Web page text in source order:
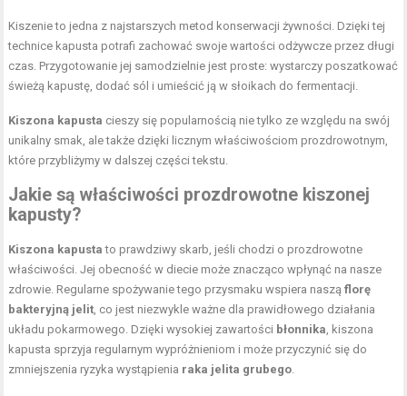
Kiszenie to jedna z najstarszych metod konserwacji żywności. Dzięki tej
technice kapusta potrafi zachować swoje wartości odżywcze przez długi
czas. Przygotowanie jej samodzielnie jest proste: wystarczy poszatkować
świeżą kapustę, dodać sól i umieścić ją w słoikach do fermentacji.
Kiszona kapusta cieszy się popularnością nie tylko ze względu na swój
unikalny smak, ale także dzięki licznym właściwościom prozdrowotnym,
które przybliżymy w dalszej części tekstu.
Jakie są właściwości prozdrowotne kiszonej
kapusty?
Kiszona kapusta to prawdziwy skarb, jeśli chodzi o prozdrowotne
właściwości. Jej obecność w diecie może znacząco wpłynąć na nasze
zdrowie. Regularne spożywanie tego przysmaku wspiera nasząflorę
bakteryjną jelit, co jest niezwykle ważne dla prawidłowego działania
układu pokarmowego. Dzięki wysokiej zawartości błonnika, kiszona
kapusta sprzyja regularnym wypróżnieniom i może przyczynić się do
zmniejszenia ryzyka wystąpienia raka jelita grubego.